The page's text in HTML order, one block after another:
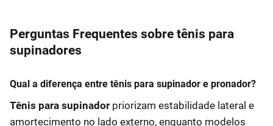
Perguntas Frequentes sobre tênis para
supinadores
Qual a diferença entre tênis para supinador e pronador?
Tênis para supinador priorizam estabilidade lateral e
amortecimento no lado externo, enquanto modelos